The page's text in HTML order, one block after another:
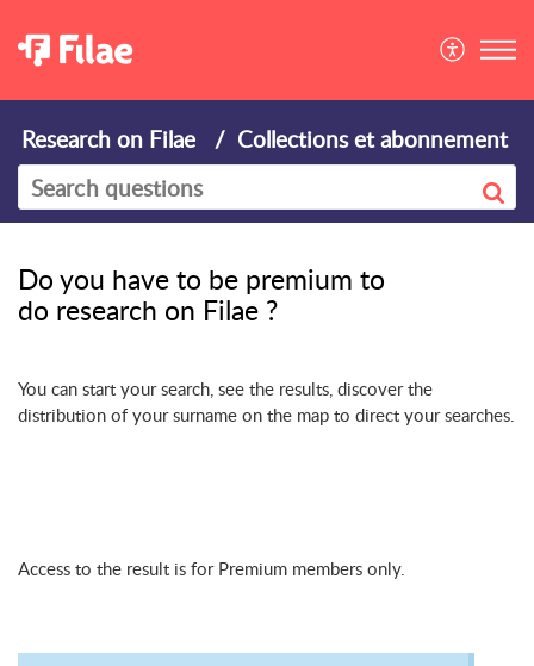
Research on Filae Collections et abonnement
Do you have to be premium to
do research on Filae ?
You can start your search, see the results, discover the
distribution of your surname on the map to direct your searches.
Access to the result is for Premium members only.